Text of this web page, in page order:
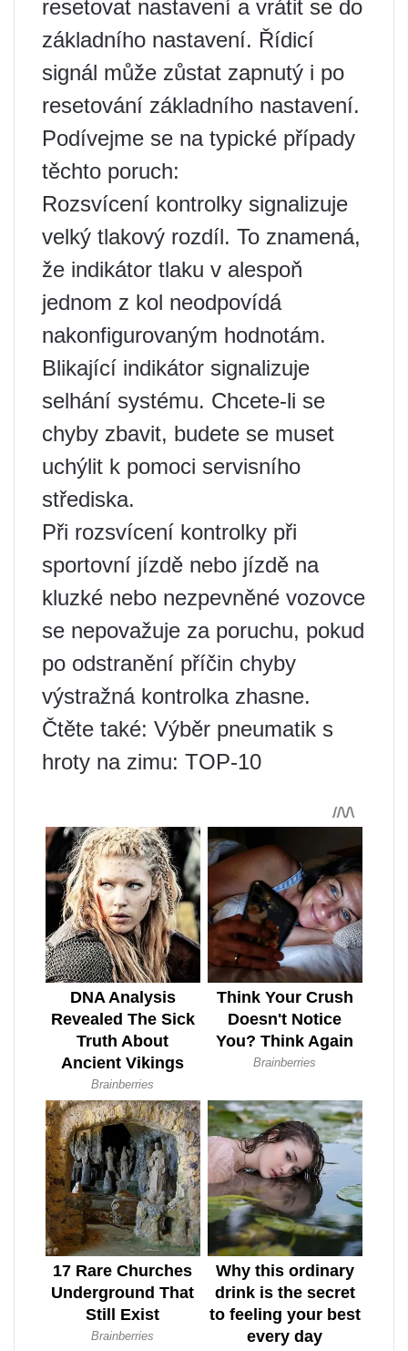
resetovat nastavení a vrátit se do
základního nastavení. Řídicí
signál může zůstat zapnutý i po
resetování základního nastavení.
Podívejme se na typické případy
těchto poruch:
Rozsvícení kontrolky signalizuje
velký tlakový rozdíl. To znamená,
že indikátor tlaku v alespoň
jednom z kol neodpovídá
nakonfigurovaným hodnotám.
Blikající indikátor signalizuje
selhání systému. Chcete-li se
chyby zbavit, budete se muset
uchýlit k pomoci servisního
střediska.
Při rozsvícení kontrolky při
sportovní jízdě nebo jízdě na
kluzké nebo nezpevněné vozovce
se nepovažuje za poruchu, pokud
po odstranění příčin chyby
výstražná kontrolka zhasne.
Čtěte také: Výběr pneumatik s
hroty na zimu: TOP-10